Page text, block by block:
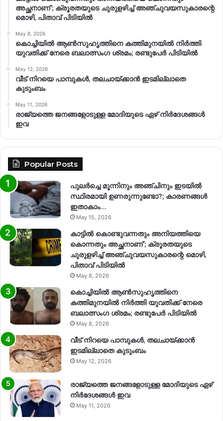
അച്ഛനാണ്’; ക്രൂരതയുടെ ചുരുളഴിച്ച് അഞ്ചുവയസുകാരന്റെ
മൊഴി, പിതാവ് പിടിയിൽ
May 8, 2026
കൊച്ചിയിൽ ആൺസുഹൃത്തിനെ കത്തിമുനയിൽ നിർത്തി
യുവതിക്ക് നേരെ ബലാത്സംഗ​ ശ്രമം; രണ്ടുപേർ പിടിയിൽ
May 12, 2026
വീട് നിറയെ പാമ്പുകൾ, തലചായ്ക്കാൻ ഇടമില്ലാതെ
കുടുംബം
May 11, 2026
രാജ്യത്തെ ജനങ്ങളോടുള്ള മോദിയുടെ ഏഴ് നിര്‍ദേശങ്ങള്‍
ഇവ
Popular Posts
പുലർച്ചെ മൂന്നിനും അഞ്ചിനും ഇടയിൽ
സ്ഥിരമായി ഉണരുന്നുണ്ടോ?; കാരണങ്ങള്‍
ഇതാകാം…
May 15, 2026
കാട്ടിൽ കൊണ്ടുവന്നതും അനിയത്തിയെ
കൊന്നതും അച്ഛനാണ്’; ക്രൂരതയുടെ
ചുരുളഴിച്ച് അഞ്ചുവയസുകാരന്റെ മൊഴി,
പിതാവ് പിടിയിൽ
May 8, 2026
കൊച്ചിയിൽ ആൺസുഹൃത്തിനെ
കത്തിമുനയിൽ നിർത്തി യുവതിക്ക് നേരെ
ബലാത്സംഗ​ ശ്രമം; രണ്ടുപേർ പിടിയിൽ
May 8, 2026
വീട് നിറയെ പാമ്പുകൾ, തലചായ്ക്കാൻ
ഇടമില്ലാതെ കുടുംബം
May 12, 2026
രാജ്യത്തെ ജനങ്ങളോടുള്ള മോദിയുടെ ഏഴ്
നിര്‍ദേശങ്ങള്‍ ഇവ
May 11, 2026